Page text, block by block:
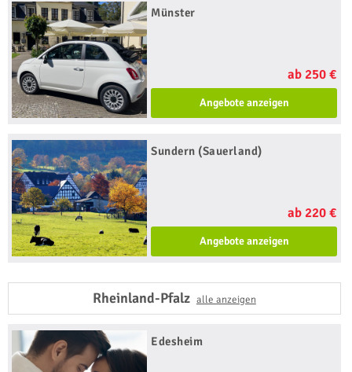
Münster
ab 250 €
Angebote anzeigen
Sundern (Sauerland)
ab 220 €
Angebote anzeigen
Rheinland-Pfalz alle anzeigen
Edesheim